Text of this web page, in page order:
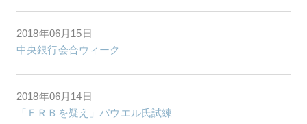
2018年06月15日
中央銀行会合ウィーク
2018年06月14日
「ＦＲＢを疑え」パウエル氏試練